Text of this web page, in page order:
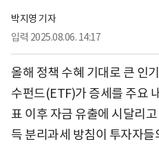
박지영 기자
입력 2025.08.06. 14:17
올해 정책 수혜 기대로 큰 인
수펀드(ETF)가 증세를 주요
표 이후 자금 유출에 시달리
득 분리과세 방침이 투자자